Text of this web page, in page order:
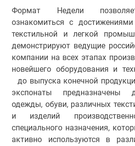
Формат Недели
ознакомиться с
текстильной и легкой
демонстрируют ведущие
компании на всех этапах
новейшего оборудования и
до выпуска конечной
экспонаты предназначены
одежды, обуви, различных
и изделий
специального назначения,
активно используются в